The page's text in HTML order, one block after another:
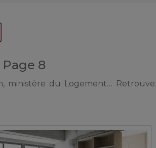
8
ministère du Logement…